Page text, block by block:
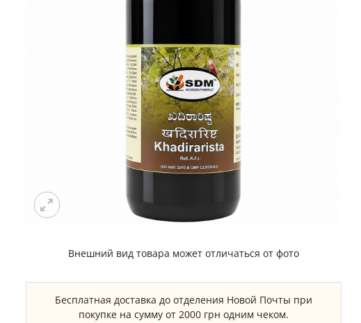
Внешний вид товара может отличаться от фото
Бесплатная доставка до отделения Новой Почты при
покупке на сумму от 2000 грн одним чеком.